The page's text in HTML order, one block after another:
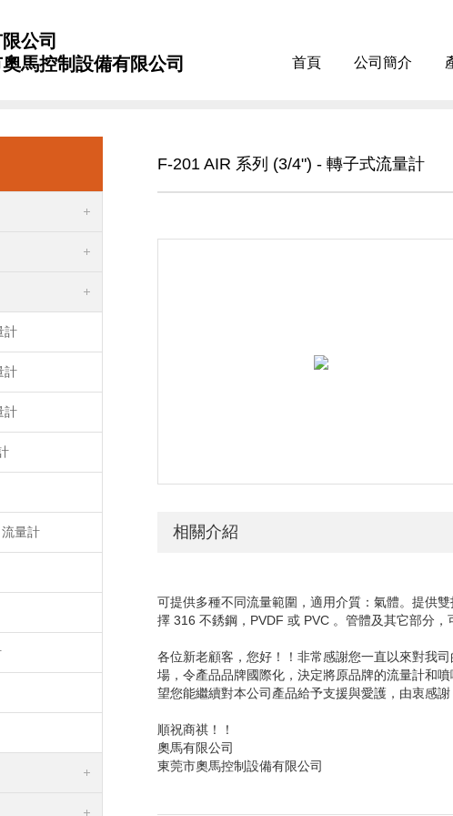
公司
馬控制設備有限公司
首頁 公司簡介
計
計
計
量計
F-201 AIR 系列 (3/4") - 轉子式流量計
相關介紹
可提供多種不同流量範圍，適用介質：氣體。提供
擇 316 不銹鋼，PVDF 或 PVC 。管體及其它部分
各位新老顧客，您好！！非常感謝您一直以來對我
場，令產品品牌國際化，決定將原品牌的流量計和噴
望您能繼續對本公司產品給予支援與愛護，由衷感謝
順祝商祺！！
奧馬有限公司
東莞市奧馬控制設備有限公司